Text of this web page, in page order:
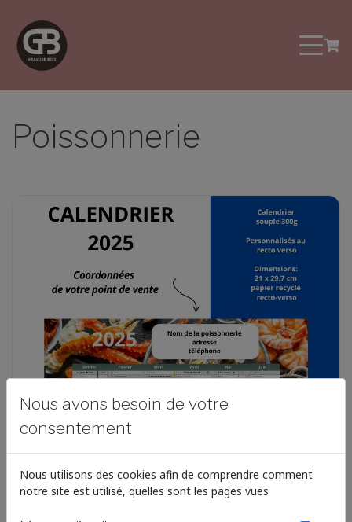
Poissonnerie
Nous avons besoin de votre
consentement
Nous utilisons des cookies afin de comprendre comment
notre site est utilisé, quelles sont les pages vues